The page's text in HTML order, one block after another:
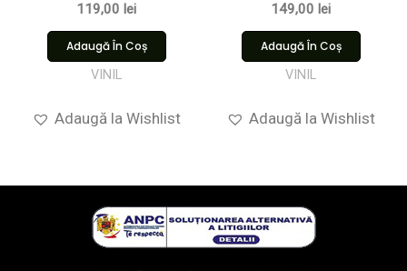
119,00 lei
Adaugă În Coș
VINIL
Adaugă la Wishlist
149,00 lei
Adaugă În Coș
VINIL
Adaugă la Wishlist